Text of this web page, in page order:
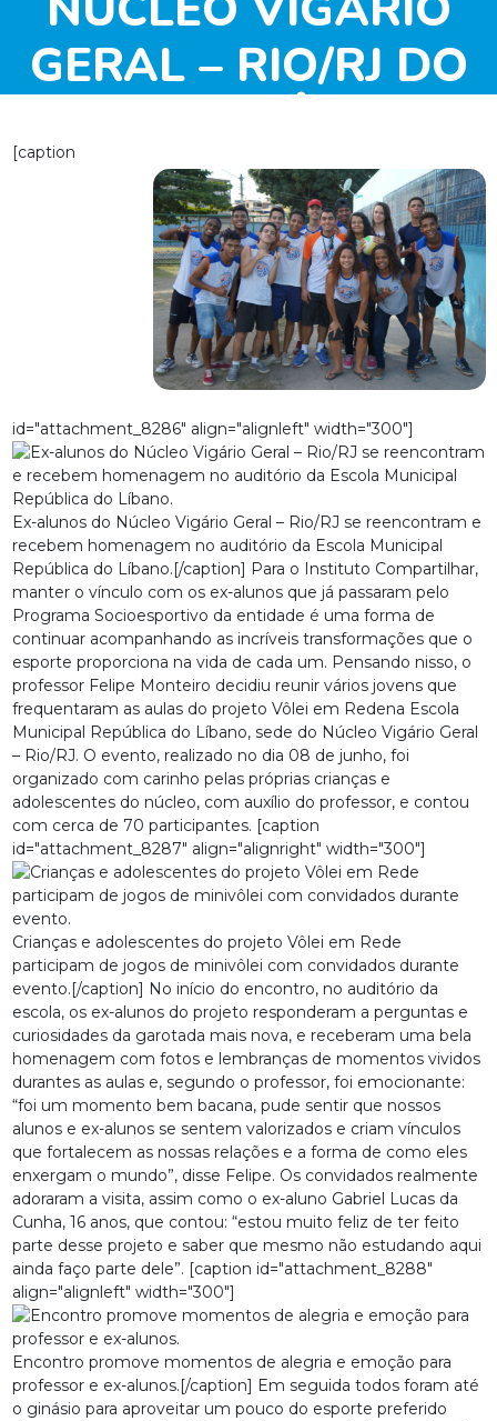
GERAL – RIO/RJ DO
REDE
[caption
id="attachment_8286" align="alignleft" width="300"]
Ex-alunos do Núcleo Vigário Geral – Rio/RJ se reencontram e
recebem homenagem no auditório da Escola Municipal
República do Líbano.[/caption] Para o Instituto Compartilhar,
manter o vínculo com os ex-alunos que já passaram pelo
Programa Socioesportivo da entidade é uma forma de
continuar acompanhando as incríveis transformações que o
esporte proporciona na vida de cada um. Pensando nisso, o
professor Felipe Monteiro decidiu reunir vários jovens que
frequentaram as aulas do projeto Vôlei em Redena Escola
Municipal República do Líbano, sede do Núcleo Vigário Geral
– Rio/RJ. O evento, realizado no dia 08 de junho, foi
organizado com carinho pelas próprias crianças e
adolescentes do núcleo, com auxílio do professor, e contou
com cerca de 70 participantes. [caption
id="attachment_8287" align="alignright" width="300"]
Crianças e adolescentes do projeto Vôlei em Rede
participam de jogos de minivôlei com convidados durante
evento.[/caption] No início do encontro, no auditório da
escola, os ex-alunos do projeto responderam a perguntas e
curiosidades da garotada mais nova, e receberam uma bela
homenagem com fotos e lembranças de momentos vividos
durantes as aulas e, segundo o professor, foi emocionante:
“foi um momento bem bacana, pude sentir que nossos
alunos e ex-alunos se sentem valorizados e criam vínculos
que fortalecem as nossas relações e a forma de como eles
enxergam o mundo”, disse Felipe. Os convidados realmente
adoraram a visita, assim como o ex-aluno Gabriel Lucas da
Cunha, 16 anos, que contou: “estou muito feliz de ter feito
parte desse projeto e saber que mesmo não estudando aqui
ainda faço parte dele”. [caption id="attachment_8288"
align="alignleft" width="300"]
Encontro promove momentos de alegria e emoção para
professor e ex-alunos.[/caption] Em seguida todos foram até
o ginásio para aproveitar um pouco do esporte preferido